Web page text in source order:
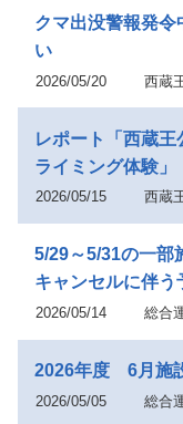
2026/05/20 西蔵
クマ出没警報発令
い
2026/05/15 西蔵
レポート「西蔵
ライミング体験」
2026/05/14 総合
5/29～5/31の一部
キャンセルに伴う
2026/05/05 総合
2026年度 6月施